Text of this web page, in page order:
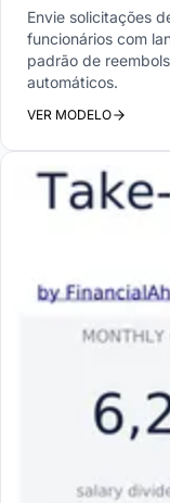
Envie solicitações
funcionários com
padrão de
automáticos.
VER MODELO